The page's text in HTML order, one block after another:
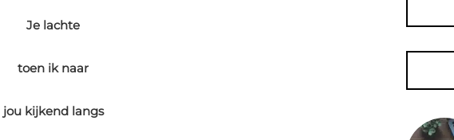
Je lachte
toen ik naar
jou kijkend langs